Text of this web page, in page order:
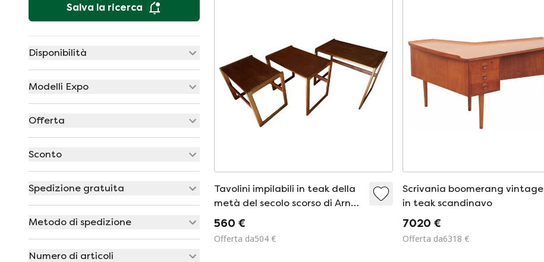
Salva la ricerca
Disponibilità
Modelli Expo
Offerta
Sconto
Spedizione gratuita
Metodo di spedizione
Numero di articoli
Tavolini impilabili in teak della
metà del secolo scorso di Arne
Hovmand Olsen per Mogens
560 €
Offerta da504 €
Scrivania boomerang vintage
in teak scandinavo
7020 €
Offerta da6318 €